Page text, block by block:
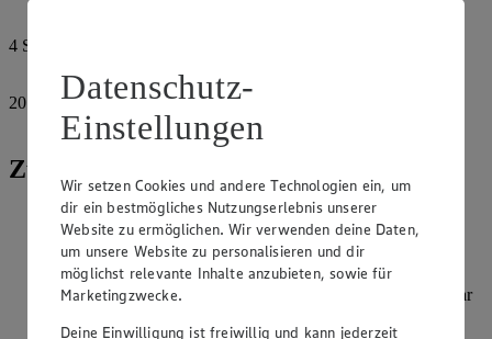
4 Stängel
20
Jakobsmuscheln
Zubereitung
Das untere Drittel vom Spargel schälen und die Enden
abschneiden. Die Stangen halbieren und in einer heißen
Pfanne in 2 EL Öl ca. 4 Minuten rundherum goldbraun
braten. Mit Salz, Pfeffer und Zitronensaft würzen, den
Thymian darüber streuen und zugedeckt ca. 6-8 Minuten gar
Datenschutz-
Einstellungen
Wir setzen Cookies und andere Technologien ein, um
dir ein bestmögliches Nutzungserlebnis unserer
Website zu ermöglichen. Wir verwenden deine Daten,
um unsere Website zu personalisieren und dir
möglichst relevante Inhalte anzubieten, sowie für
Marketingzwecke.
Deine Einwilligung ist freiwillig und kann jederzeit